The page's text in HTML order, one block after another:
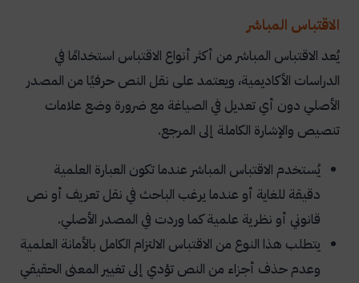
الاقتباس المباشر
يُعد الاقتباس المباشر من أكثر أنواع الاقتباس استخدامًا في
الدراسات الأكاديمية، ويعتمد على نقل النص حرفيًا من المصدر
الأصلي دون أي تعديل في الصياغة مع ضرورة وضع علامات
تنصيص والإشارة الكاملة إلى المرجع.
يُستخدم الاقتباس المباشر عندما تكون العبارة العلمية
دقيقة للغاية أو عندما يرغب الباحث في نقل تعريف أو نص
قانوني أو نظرية علمية كما وردت في المصدر الأصلي.
يتطلب هذا النوع من الاقتباس الالتزام الكامل بالأمانة العلمية
وعدم حذف أجزاء من النص تؤدي إلى تغيير المعنى الحقيقي